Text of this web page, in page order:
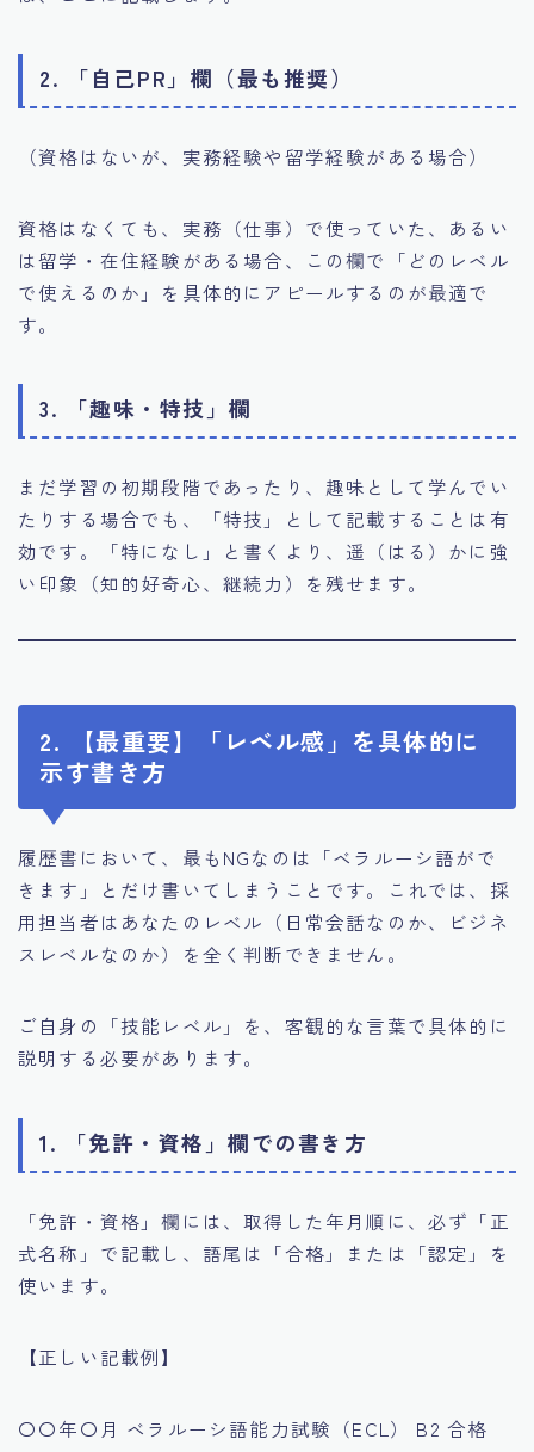
2. 「自己PR」欄（最も推奨）
（資格はないが、実務経験や留学経験がある場合）
資格はなくても、実務（仕事）で使っていた、あるい
は留学・在住経験がある場合、この欄で「どのレベル
で使えるのか」を具体的にアピールするのが最適で
す。
3. 「趣味・特技」欄
まだ学習の初期段階であったり、趣味として学んでい
たりする場合でも、「特技」として記載することは有
効です。「特になし」と書くより、遥（はる）かに強
い印象（知的好奇心、継続力）を残せます。
2. 【最重要】「レベル感」を具体的に
示す書き方
履歴書において、最もNGなのは「ベラルーシ語がで
きます」とだけ書いてしまうことです。これでは、採
用担当者はあなたのレベル（日常会話なのか、ビジネ
スレベルなのか）を全く判断できません。
ご自身の「技能レベル」を、客観的な言葉で具体的に
説明する必要があります。
1. 「免許・資格」欄での書き方
「免許・資格」欄には、取得した年月順に、必ず「正
式名称」で記載し、語尾は「合格」または「認定」を
使います。
【正しい記載例】
〇〇年〇月 ベラルーシ語能力試験（ECL） B2 合格